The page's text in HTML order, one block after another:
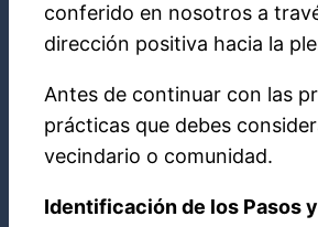
conferido en nosotros a
dirección positiva hacia la
Antes de continuar con las
prácticas que debes
vecindario o comunidad.
Identificación de los Pasos